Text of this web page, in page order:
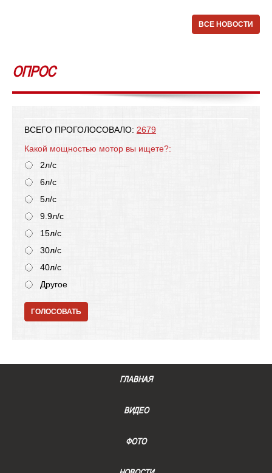
ВСЕ НОВОСТИ
ОПРОС
ВСЕГО ПРОГОЛОСОВАЛО: 2679
Какой мощностью мотор вы ищете?:
2л/с
6л/с
5л/с
9.9л/с
15л/с
30л/с
40л/с
Другое
ГОЛОСОВАТЬ
ГЛАВНАЯ
ВИДЕО
ФОТО